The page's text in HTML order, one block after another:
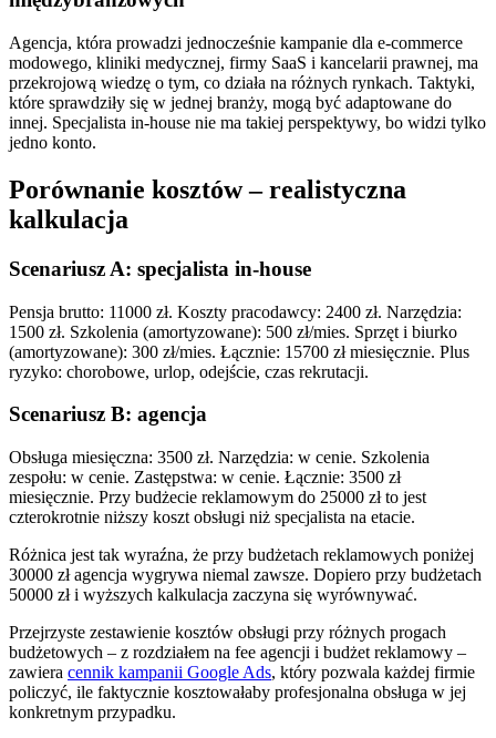
Agencja, która prowadzi jednocześnie kampanie dla e-commerce
modowego, kliniki medycznej, firmy SaaS i kancelarii prawnej, ma
przekrojową wiedzę o tym, co działa na różnych rynkach. Taktyki,
które sprawdziły się w jednej branży, mogą być adaptowane do
innej. Specjalista in-house nie ma takiej perspektywy, bo widzi tylko
jedno konto.
Porównanie kosztów – realistyczna
kalkulacja
Scenariusz A: specjalista in-house
Pensja brutto: 11000 zł. Koszty pracodawcy: 2400 zł. Narzędzia:
1500 zł. Szkolenia (amortyzowane): 500 zł/mies. Sprzęt i biurko
(amortyzowane): 300 zł/mies. Łącznie: 15700 zł miesięcznie. Plus
ryzyko: chorobowe, urlop, odejście, czas rekrutacji.
Scenariusz B: agencja
Obsługa miesięczna: 3500 zł. Narzędzia: w cenie. Szkolenia
zespołu: w cenie. Zastępstwa: w cenie. Łącznie: 3500 zł
miesięcznie. Przy budżecie reklamowym do 25000 zł to jest
czterokrotnie niższy koszt obsługi niż specjalista na etacie.
Różnica jest tak wyraźna, że przy budżetach reklamowych poniżej
30000 zł agencja wygrywa niemal zawsze. Dopiero przy budżetach
50000 zł i wyższych kalkulacja zaczyna się wyrównywać.
Przejrzyste zestawienie kosztów obsługi przy różnych progach
budżetowych – z rozdziałem na fee agencji i budżet reklamowy –
zawiera cennik kampanii Google Ads, który pozwala każdej firmie
policzyć, ile faktycznie kosztowałaby profesjonalna obsługa w jej
konkretnym przypadku.